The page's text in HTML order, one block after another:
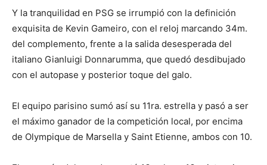
Y la tranquilidad en PSG se irrumpió con la definición
exquisita de Kevin Gameiro, con el reloj marcando 34m.
del complemento, frente a la salida desesperada del
italiano Gianluigi Donnarumma, que quedó desdibujado
con el autopase y posterior toque del galo.
El equipo parisino sumó así su 11ra. estrella y pasó a ser
el máximo ganador de la competición local, por encima
de Olympique de Marsella y Saint Etienne, ambos con 10.